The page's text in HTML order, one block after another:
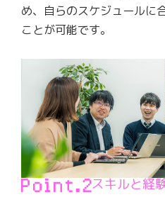
め、自らのスケジュールに
ことが可能です。
スキルと経